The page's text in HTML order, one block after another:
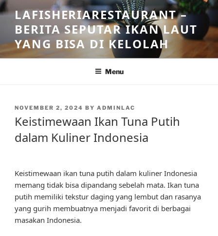
Skip
to
content
LAFISHERIARESTAURANT –
BERITA SEPUTAR IKAN LAUT
YANG BISA DI KELOLAH
Menu
POSTED
NOVEMBER 2, 2024 BY ADMINLAC
Keistimewaan Ikan Tuna Putih
dalam Kuliner Indonesia
Keistimewaan ikan tuna putih dalam kuliner Indonesia
memang tidak bisa dipandang sebelah mata. Ikan tuna
putih memiliki tekstur daging yang lembut dan rasanya
yang gurih membuatnya menjadi favorit di berbagai
masakan Indonesia.